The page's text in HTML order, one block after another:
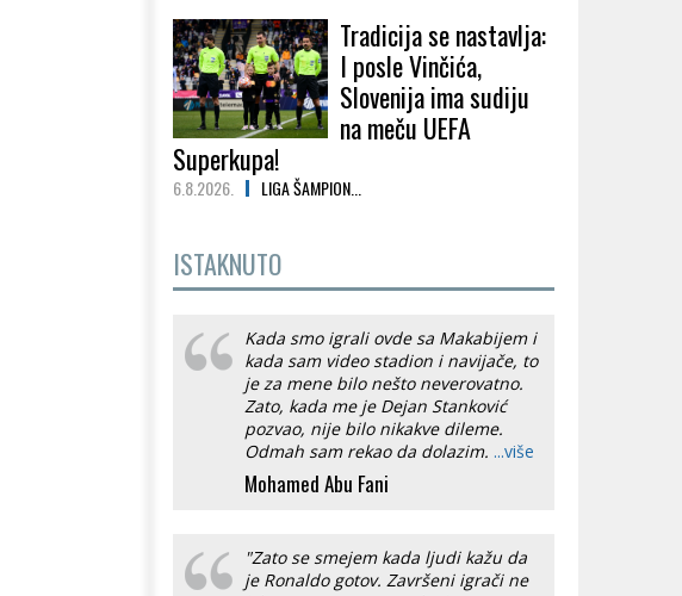
Tradicija se nastavlja:
I posle Vinčića,
Slovenija ima sudiju
na meču UEFA
Superkupa!
6.8.2026. LIGA ŠAMPION...
ISTAKNUTO
Kada smo igrali ovde sa Makabijem i
kada sam video stadion i navijače, to
je za mene bilo nešto neverovatno.
Zato, kada me je Dejan Stanković
pozvao, nije bilo nikakve dileme.
Odmah sam rekao da dolazim. ...više
Mohamed Abu Fani
"Zato se smejem kada ljudi kažu da
je Ronaldo gotov. Završeni igrači ne